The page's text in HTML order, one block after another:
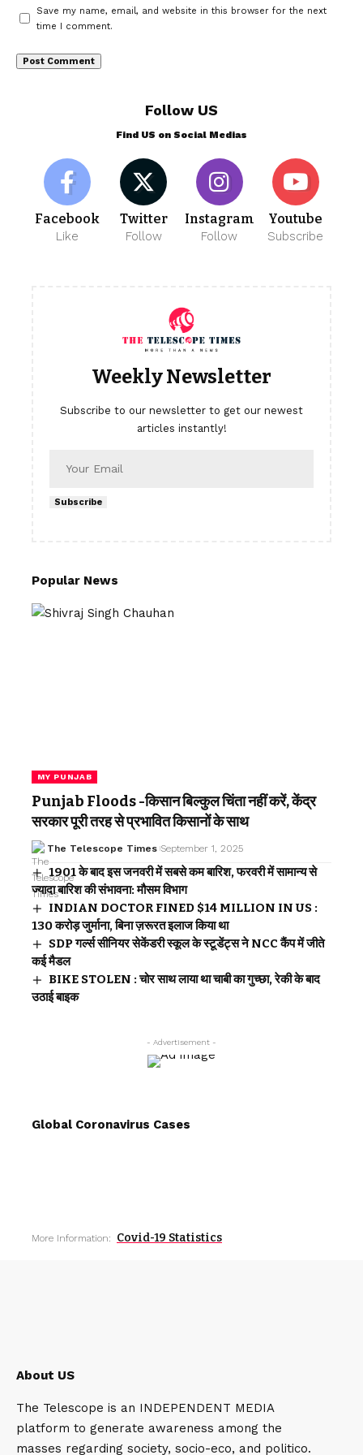
Save my name, email, and website in this browser for the next
time I comment.
Follow US
Find US on Social Medias
Facebook
Like
Twitter
Follow
Instagram
Follow
Youtube
Subscribe
Weekly Newsletter
Subscribe to our newsletter to get our newest
articles instantly!
Subscribe
Popular News
MY PUNJAB
Punjab Floods -किसान बिल्कुल चिंता नहीं करें, केंद्र
सरकार पूरी तरह से प्रभावित किसानों के साथ
The Telescope Times September 1, 2025
1901 के बाद इस जनवरी में सबसे कम बारिश, फरवरी में सामान्य से
ज्यादा बारिश की संभावना: मौसम विभाग
INDIAN DOCTOR FINED $14 MILLION IN US :
130 करोड़ जुर्माना, बिना ज़रूरत इलाज किया था
SDP गर्ल्स सीनियर सेकेंडरी स्कूल के स्टूडेंट्स ने NCC कैंप में जीते
कई मैडल
BIKE STOLEN : चोर साथ लाया था चाबी का गुच्छा, रेकी के बाद
उठाई बाइक
- Advertisement -
Global Coronavirus Cases
More Information: Covid-19 Statistics
About US
The Telescope is an INDEPENDENT MEDIA
platform to generate awareness among the
masses regarding society, socio-eco, and politico.